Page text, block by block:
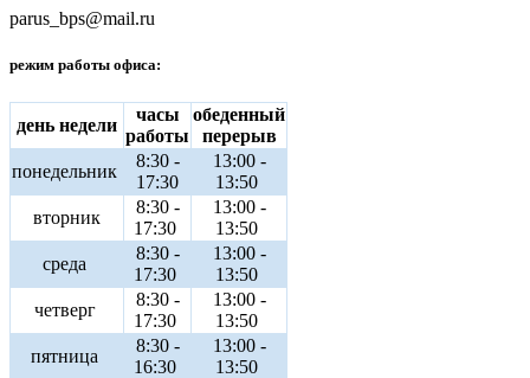
parus_bps@mail.ru
режим работы офиса:
день недели
часы
работы
обеденный
перерыв
понедельник
8:30 -
17:30
13:00 -
13:50
вторник
8:30 -
17:30
13:00 -
13:50
среда
8:30 -
17:30
13:00 -
13:50
четверг
8:30 -
17:30
13:00 -
13:50
пятница
8:30 -
16:30
13:00 -
13:50